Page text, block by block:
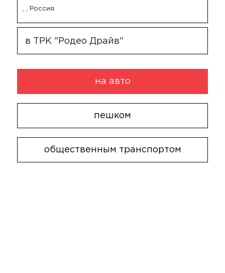
в ТРК "Родео Драйв"
на авто
пешком
общественным транспортом